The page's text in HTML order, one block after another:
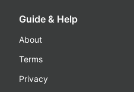
Guide & Help
About
Terms
Privacy